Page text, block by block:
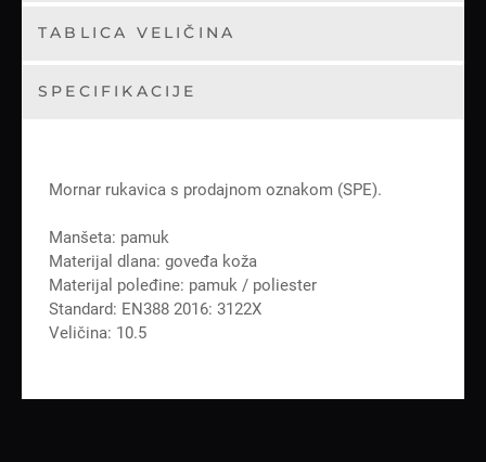
TABLICA VELIČINA
SPECIFIKACIJE
Mornar rukavica s prodajnom oznakom (SPE).
Manšeta: pamuk
Materijal dlana: goveđa koža
Materijal poleđine: pamuk / poliester
Standard: EN388 2016: 3122X
Veličina: 10.5